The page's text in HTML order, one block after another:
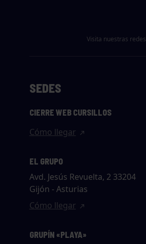
Visita nuestras redes
SEDES
CIERRE WEB CURSILLOS
Cómo llegar
EL GRUPO
Avd. Jesús Revuelta, 2 33204
Gijón - Asturias
Cómo llegar
GRUPÍN «PLAYA»